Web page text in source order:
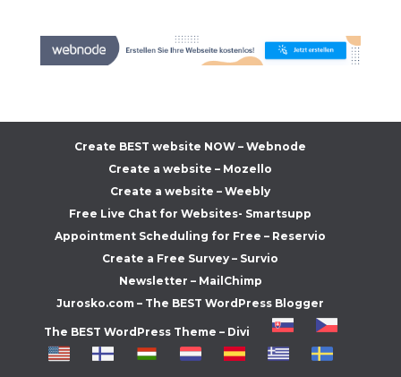
Create BEST website NOW – Webnode
Create a website – Mozello
Create a website – Weebly
Free Live Chat for Websites- Smartsupp
Appointment Scheduling for Free – Reservio
Create a Free Survey – Survio
Newsletter – MailChimp
Jurosko.com – The BEST WordPress Blogger
The BEST WordPress Theme – Divi